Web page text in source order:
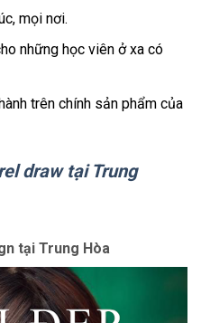
mọi nơi.
những học viên ở xa có
trên chính sản phẩm của
draw tại Trung
tại Trung Hòa